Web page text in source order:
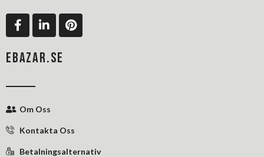
F
a
e
b
o
-
f
L
i
k
e
-
i
n
P
i
EBAZAR.SE
Om Oss
Kontakta Oss
Betalningsalternativ